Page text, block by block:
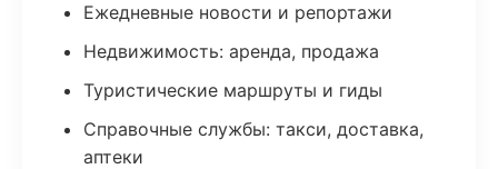
Ежедневные новости и репортажи
Недвижимость: аренда, продажа
Туристические маршруты и гиды
Справочные службы: такси, доставка,
аптеки